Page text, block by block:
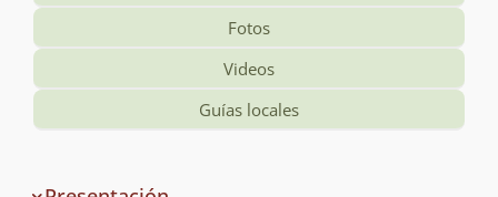
Fotos
Videos
Guías locales